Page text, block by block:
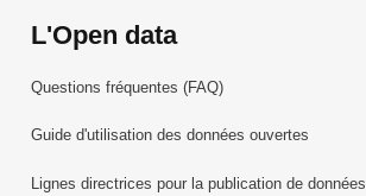
L'Open data
Questions fréquentes (FAQ)
Guide d'utilisation des données ouvertes
Lignes directrices pour la publication de données